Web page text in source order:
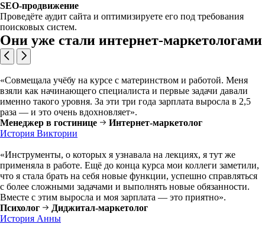
SEO-продвижение
Проведёте аудит сайта и оптимизируете его под требования
поисковых систем.
Они уже стали интернет-маркетологами
«Совмещала учёбу на курсе с материнством и работой. Меня
взяли как начинающего специалиста и первые задачи давали
именно такого уровня. За эти три года зарплата выросла в 2,5
раза — и это очень вдохновляет».
Менеджер в гостинице
Интернет-маркетолог
История Виктории
«Инструменты, о которых я узнавала на лекциях, я тут же
применяла в работе. Ещё до конца курса мои коллеги заметили,
что я стала брать на себя новые функции, успешно справляться
с более сложными задачами и выполнять новые обязанности.
Вместе с этим выросла и моя зарплата — это приятно».
Психолог
Диджитал-маркетолог
История Анны